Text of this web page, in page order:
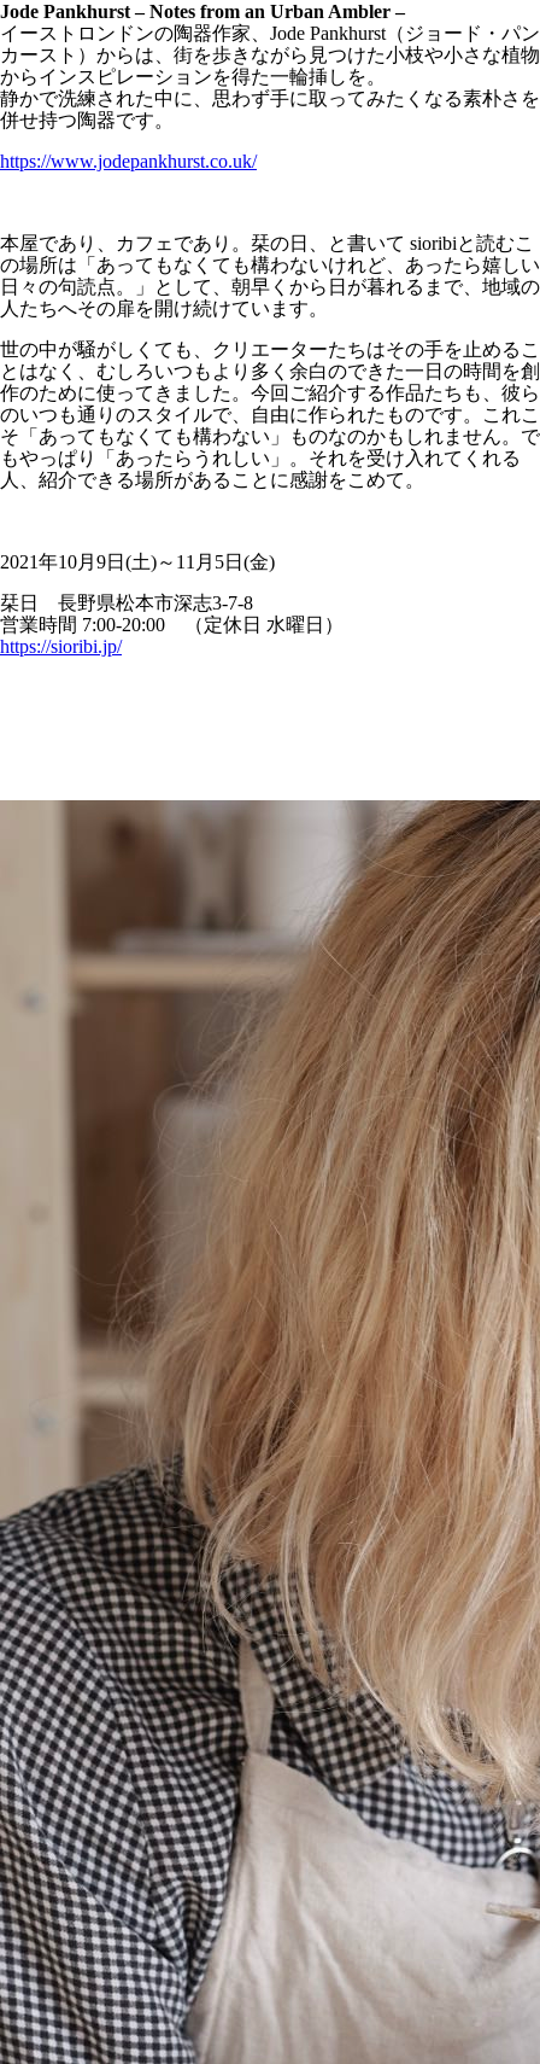
Jode Pankhurst – Notes from an Urban Ambler –
イーストロンドンの陶器作家、Jode Pankhurst（ジョード・パン
カースト）からは、街を歩きながら見つけた小枝や小さな植物
からインスピレーションを得た一輪挿しを。
静かで洗練された中に、思わず手に取ってみたくなる素朴さを
併せ持つ陶器です。
https://www.jodepankhurst.co.uk/
本屋であり、カフェであり。栞の日、と書いて sioribiと読むこ
の場所は「あってもなくても構わないけれど、あったら嬉しい
日々の句読点。」として、朝早くから日が暮れるまで、地域の
人たちへその扉を開け続けています。
世の中が騒がしくても、クリエーターたちはその手を止めるこ
とはなく、むしろいつもより多く余白のできた一日の時間を創
作のために使ってきました。今回ご紹介する作品たちも、彼ら
のいつも通りのスタイルで、自由に作られたものです。これこ
そ「あってもなくても構わない」ものなのかもしれません。で
もやっぱり「あったらうれしい」。それを受け入れてくれる
人、紹介できる場所があることに感謝をこめて。
2021年10月9日(土)～11月5日(金)
栞日 長野県松本市深志3-7-8
営業時間 7:00-20:00 （定休日 水曜日）
https://sioribi.jp/